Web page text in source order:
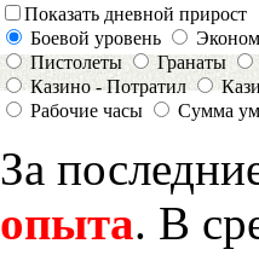
Показать дневной прирост
Боевой уровень
Пистолеты
Гранаты
Казино - Потратил
Рабочие часы
Сумма
За
опыта. В